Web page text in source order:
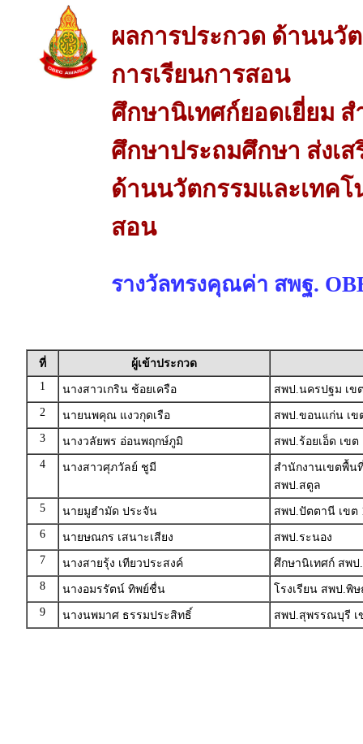
ผลการประกวด ด้านนวั
การเรียนการสอน
ศึกษานิเทศก์ยอดเยี่ยม
ศึกษาประถมศึกษา ส่งเ
ด้านนวัตกรรมและเทคโ
สอน
รางวัลทรงคุณค่า สพฐ.
ที่
ผู้เข้าประกวด
1
นางสาวเกริน ช้อยเครือ
สพป.นครปฐม เข
2
นายนพคุณ แงวกุดเรือ
สพป.ขอนแก่น เข
3
นางวลัยพร อ่อนพฤกษ์ภูมิ
สพป.ร้อยเอ็ด เขต
4
นางสาวศุภวัลย์ ชูมี
สำนักงานเขตพื้น
สพป.สตูล
5
นายมูฮำมัด ประจัน
สพป.ปัตตานี เขต
6
นายษณกร เสนาะเสียง
สพป.ระนอง
7
นางสายรุ้ง เทียวประสงค์
ศึกษานิเทศก์ สพป
8
นางอมรรัตน์ ทิพย์ชื่น
โรงเรียน สพป.พิ
9
นางนพมาศ ธรรมประสิทธิ์ สพป.สุพรรณบุรี เ